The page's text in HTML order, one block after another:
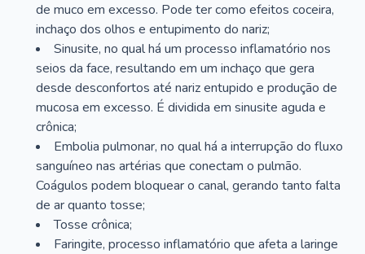
de muco em excesso. Pode ter como efeitos coceira,
inchaço dos olhos e entupimento do nariz;
Sinusite, no qual há um processo inflamatório nos
seios da face, resultando em um inchaço que gera
desde desconfortos até nariz entupido e produção de
mucosa em excesso. É dividida em sinusite aguda e
crônica;
Embolia pulmonar, no qual há a interrupção do fluxo
sanguíneo nas artérias que conectam o pulmão.
Coágulos podem bloquear o canal, gerando tanto falta
de ar quanto tosse;
Tosse crônica;
Faringite, processo inflamatório que afeta a laringe